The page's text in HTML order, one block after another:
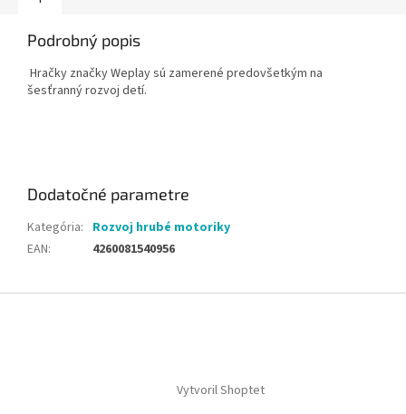
Podrobný popis
Hračky značky Weplay sú zamerené predovšetkým na
šesťranný rozvoj detí.
Dodatočné parametre
Kategória: Rozvoj hrubé motoriky
EAN: 4260081540956
Vytvoril Shoptet